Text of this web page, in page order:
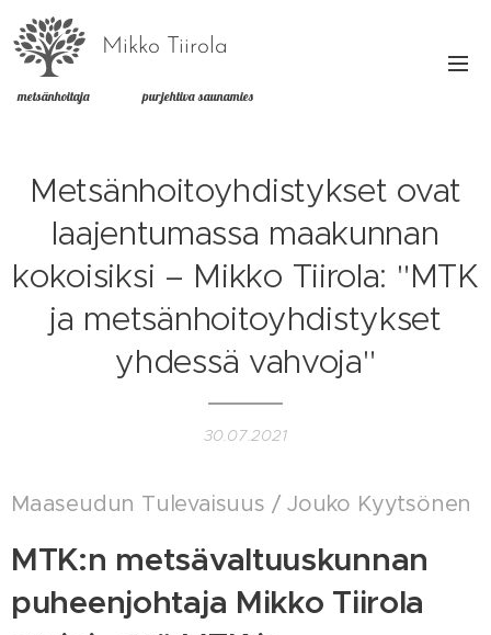
Mikko Tiirola
metsänhoitaja purjehtiva saunamies
Metsänhoitoyhdistykset ovat
laajentumassa maakunnan
kokoisiksi – Mikko Tiirola: "MTK
ja metsänhoitoyhdistykset
yhdessä vahvoja"
30.07.2021
Maaseudun Tulevaisuus / Jouko Kyytsönen
MTK:n metsävaltuuskunnan
puheenjohtaja Mikko Tiirola